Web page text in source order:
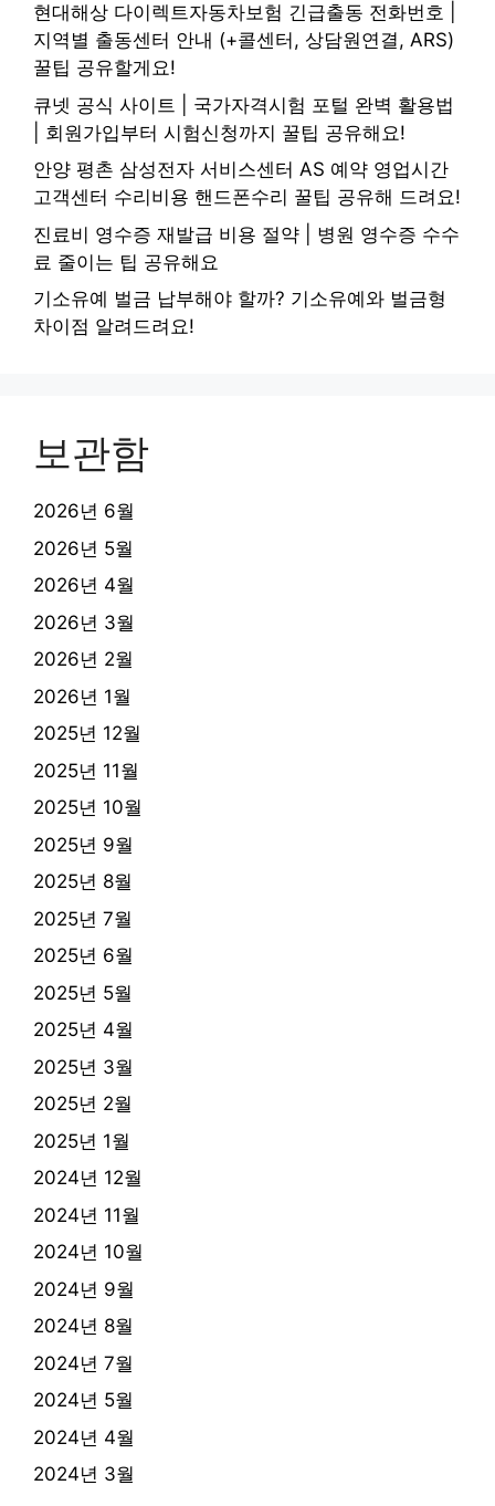
현대해상 다이렉트자동차보험 긴급출동 전화번호 |
지역별 출동센터 안내 (+콜센터, 상담원연결, ARS)
꿀팁 공유할게요!
큐넷 공식 사이트 | 국가자격시험 포털 완벽 활용법
| 회원가입부터 시험신청까지 꿀팁 공유해요!
안양 평촌 삼성전자 서비스센터 AS 예약 영업시간
고객센터 수리비용 핸드폰수리 꿀팁 공유해 드려요!
진료비 영수증 재발급 비용 절약 | 병원 영수증 수수
료 줄이는 팁 공유해요
기소유예 벌금 납부해야 할까? 기소유예와 벌금형
차이점 알려드려요!
보관함
2026년 6월
2026년 5월
2026년 4월
2026년 3월
2026년 2월
2026년 1월
2025년 12월
2025년 11월
2025년 10월
2025년 9월
2025년 8월
2025년 7월
2025년 6월
2025년 5월
2025년 4월
2025년 3월
2025년 2월
2025년 1월
2024년 12월
2024년 11월
2024년 10월
2024년 9월
2024년 8월
2024년 7월
2024년 5월
2024년 4월
2024년 3월